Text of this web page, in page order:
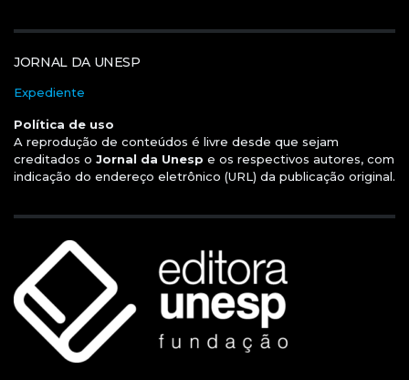
JORNAL DA UNESP
Expediente
Política de uso
A reprodução de conteúdos é livre desde que sejam
creditados o Jornal da Unesp e os respectivos autores, com
indicação do endereço eletrônico (URL) da publicação original.